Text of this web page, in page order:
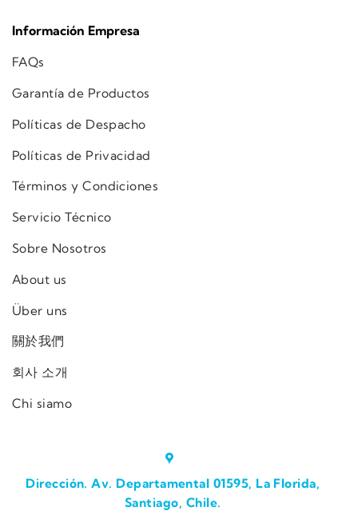
Información Empresa
FAQs
Garantía de Productos
Políticas de Despacho
Políticas de Privacidad
Términos y Condiciones
Servicio Técnico
Sobre Nosotros
About us
Über uns
關於我們
회사 소개
Chi siamo
Dirección. Av. Departamental 01595, La Florida,
Santiago, Chile.